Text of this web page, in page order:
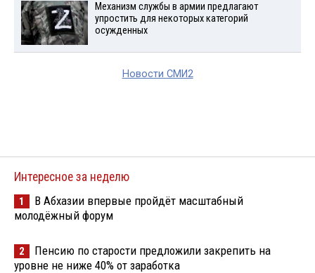
Механизм службы в армии предлагают
упростить для некоторых категорий
осужденных
Новости СМИ2
Интересное за неделю
1
В Абхазии впервые пройдёт масштабный
молодёжный форум
2
Пенсию по старости предложили закрепить на
уровне не ниже 40% от заработка